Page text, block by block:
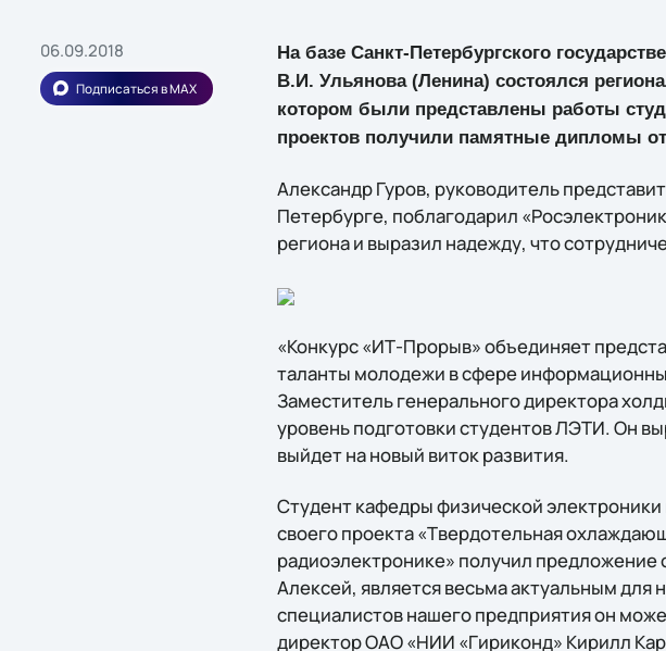
06.09.2018
Подписаться в MAX
На базе Санкт-Петербургского
В.И. Ульянова (Ленина) состоялся
котором были представлены работы
проектов получили памятные дипломы от
Александр Гуров, руководитель
Петербурге, поблагодарил
региона и выразил надежду, что
«Конкурс «ИТ-Прорыв» объединяет
таланты молодежи в сфере
Заместитель генерального директора
уровень подготовки студентов ЛЭТИ. Он
выйдет на новый виток развития.
Студент кафедры физической
своего проекта «Твердотельная
радиоэлектронике» получил предложение
Алексей, является весьма актуальным
специалистов нашего предприятия он
директор ОАО «НИИ «Гириконд» Кирилл